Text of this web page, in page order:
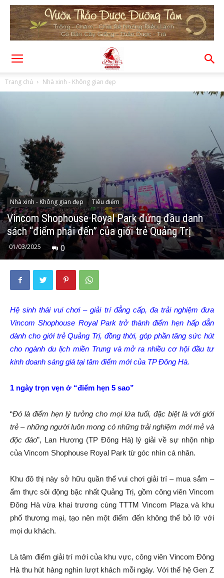
Trang chủ Nhà xinh - Không gian đẹp
Nhà xinh - Không gian đẹp Tiêu điểm
Vincom Shophouse Royal Park đứng đầu danh
sách “điểm phải đến” của giới trẻ Quảng Trị
01/03/2025 0
Hệ sinh thái vui chơi – giải trí đẳng cấp, đa trải nghiệm đưa
Vincom Shophouse Royal Park trở thành điểm hẹn hấp dẫn
dành cho giới trẻ Quảng Trị, đồng thời, góp phần tăng sức hút
cho ngành du lịch miền Trung và mở ra nhiều cơ hội đầu tư
kinh doanh sáng giá tại tâm điểm mới của TP Đông Hà.
1 ngày trọn vẹn ở “điểm hẹn 5 sao”
“Đó là điểm hẹn lý tưởng cho mọi lứa tuổi, đặc biệt là với giới
trẻ – những người luôn mong có những trải nghiệm mới mẻ và
độc đáo”, Lan Hương (TP Đông Hà) lý giải về sự nhộn nhịp
của Vincom Shophouse Royal Park từ góc nhìn cá nhân.
Khu đô thị này sở hữu quần thể vui chơi giải trí – mua sắm –
ẩm thực sôi động bậc nhất Quảng Trị, gồm công viên Vincom
Đông Hà vừa khai trương cùng TTTM Vincom Plaza và khu
phố thương mại, tạo nên một điểm đến không thể bỏ lỡ với
mọi du khách.
Là tâm điểm giải trí mới của khu vực, công viên Vincom Đông
Hà thu hút hàng nghìn lượt khách mỗi ngày. Với thế hệ Gen Z